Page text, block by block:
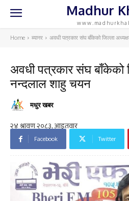
Madhur
Home ब्यानर अवधी पत्रकार संघ बाँकेको जिल्ला
अवधी पत्रकार संघ बाँकेको
नन्दलाल शाहु चयन
मधुर खबर
Facebook Twitter